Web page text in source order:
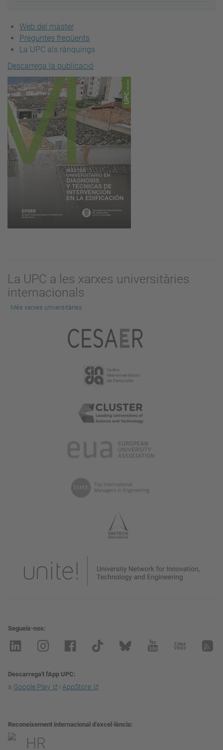
Web del màster
Preguntes freqüents
La UPC als rànquings
Descarrega la publicació
La UPC a les xarxes universitàries
internacionals
Més xarxes universitàries
Segueix-nos
Descarrega't l'App UPC
a Google Play i AppStore
Reconeixement internacional d’excel·lència